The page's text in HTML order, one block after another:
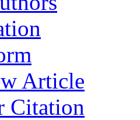
Article
Citation